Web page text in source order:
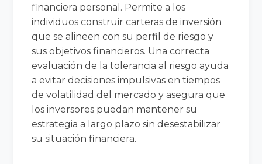
financiera personal. Permite a los
individuos construir carteras de inversión
que se alineen con su perfil de riesgo y
sus objetivos financieros. Una correcta
evaluación de la tolerancia al riesgo ayuda
a evitar decisiones impulsivas en tiempos
de volatilidad del mercado y asegura que
los inversores puedan mantener su
estrategia a largo plazo sin desestabilizar
su situación financiera.